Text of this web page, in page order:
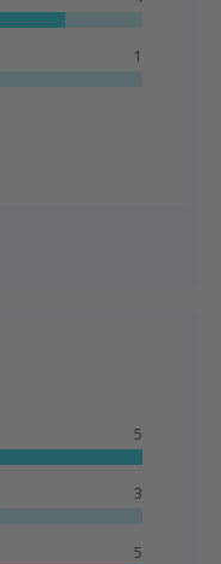
1
5
3
5